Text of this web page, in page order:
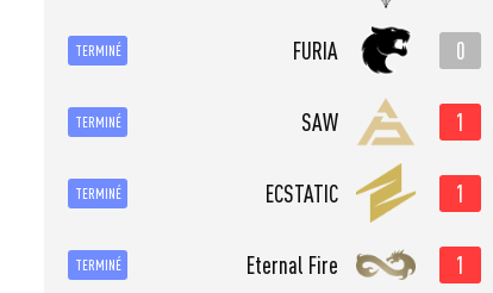
TERMINÉ FURIA 0
TERMINÉ SAW 1
TERMINÉ ECSTATIC 1
TERMINÉ Eternal Fire 1